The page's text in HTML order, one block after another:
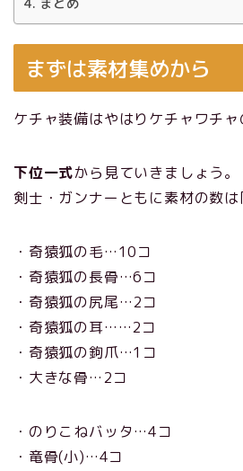
まずは素材集めから
ケチャ装備はやはりケチャワチャ
下位一式から見ていきましょう。
剣士・ガンナーともに素材の数は
・奇猿狐の毛…10コ
・奇猿狐の長骨…6コ
・奇猿狐の尻尾…2コ
・奇猿狐の耳……2コ
・奇猿狐の鉤爪…1コ
・大きな骨…2コ
・のりこねバッタ…4コ
・竜骨(小)…4コ